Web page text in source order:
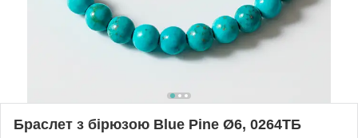
Браслет з бірюзою Blue Pine Ø6, 0264ТБ